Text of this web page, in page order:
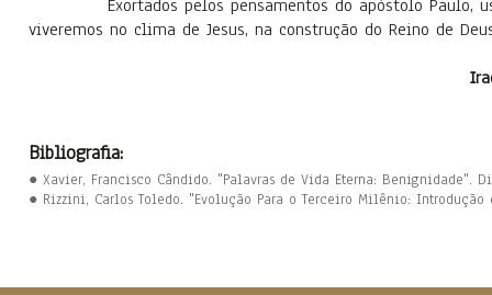
Exortados pelos pensamentos do apóstolo Paulo,
viveremos no clima de Jesus, na construção do Reino de
Bibliografia:
● Xavier, Francisco Cândido. "Palavras de Vida Eterna: Benignidade".
● Rizzini, Carlos Toledo. "Evolução Para o Terceiro Milênio: